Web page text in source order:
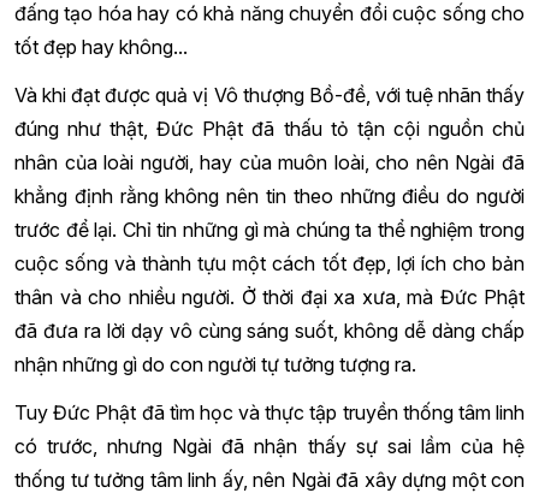
đấng tạo hóa hay có khả năng chuyển đổi cuộc sống cho
tốt đẹp hay không...
Và khi đạt được quả vị Vô thượng Bồ-đề, với tuệ nhãn thấy
đúng như thật, Đức Phật đã thấu tỏ tận cội nguồn chủ
nhân của loài người, hay của muôn loài, cho nên Ngài đã
khẳng định rằng không nên tin theo những điều do người
trước để lại. Chỉ tin những gì mà chúng ta thể nghiệm trong
cuộc sống và thành tựu một cách tốt đẹp, lợi ích cho bản
thân và cho nhiều người. Ở thời đại xa xưa, mà Đức Phật
đã đưa ra lời dạy vô cùng sáng suốt, không dễ dàng chấp
nhận những gì do con người tự tưởng tượng ra.
Tuy Đức Phật đã tìm học và thực tập truyền thống tâm linh
có trước, nhưng Ngài đã nhận thấy sự sai lầm của hệ
thống tư tưởng tâm linh ấy, nên Ngài đã xây dựng một con